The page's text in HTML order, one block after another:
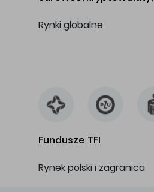
Rynki globalne
Fundusze TFI
Rynek polski i zagranica